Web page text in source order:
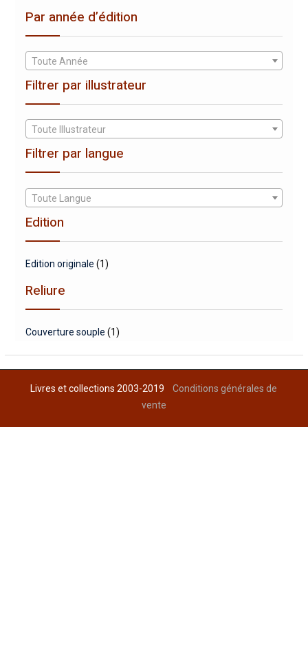
Par année d’édition
Toute Année
Filtrer par illustrateur
Toute Illustrateur
Filtrer par langue
Toute Langue
Edition
Edition originale (1)
Reliure
Couverture souple (1)
Livres et collections 2003-2019Conditions générales de
vente